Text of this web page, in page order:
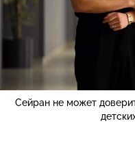
Сейран не может